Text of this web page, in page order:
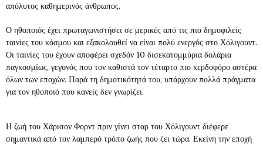
απόλυτος καθημερινός άνθρωπος.
Ο ηθοποιός έχει πρωταγωνιστήσει σε μερικές από τις πιο δημοφιλείς
ταινίες του κόσμου και εξακολουθεί να είναι πολύ ενεργός στο Χόλιγουντ.
Οι ταινίες του έχουν αποφέρει σχεδόν 10 δισεκατομμύρια δολάρια
παγκοσμίως, γεγονός που τον καθιστά τον τέταρτο πιο κερδοφόρο αστέρα
όλων των εποχών. Παρά τη δημοτικότητά του, υπάρχουν πολλά πράγματα
για τον ηθοποιό που κανείς δεν γνωρίζει.
Η ζωή του Χάρισον Φορντ πριν γίνει σταρ του Χόλιγουντ διέφερε
σημαντικά από τον λαμπερό τρόπο ζωής που ζει τώρα. Εκείνη την εποχή